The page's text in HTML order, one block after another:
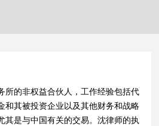
所的非权益合伙人，工作经验包括代
和其被投资企业以及其他财务和战略
其是与中国有关的交易。沈律师的执